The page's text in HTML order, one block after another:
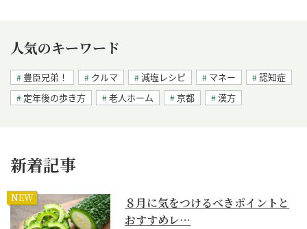
人気のキーワード
豊臣兄弟！ クルマ 減塩レシピ マネー
認知症
定年後の歩き方
老人ホーム 京都 漢方
新着記事
NEW
８月に気をつけるべきポイントと
おすすめレ…